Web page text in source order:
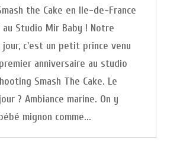
the Cake en Ile-de-France
au Studio Mir Baby ! Notre
jour, c'est un petit prince venu
anniversaire au studio
Smash The Cake. Le
? Ambiance marine. On y
mignon comme...